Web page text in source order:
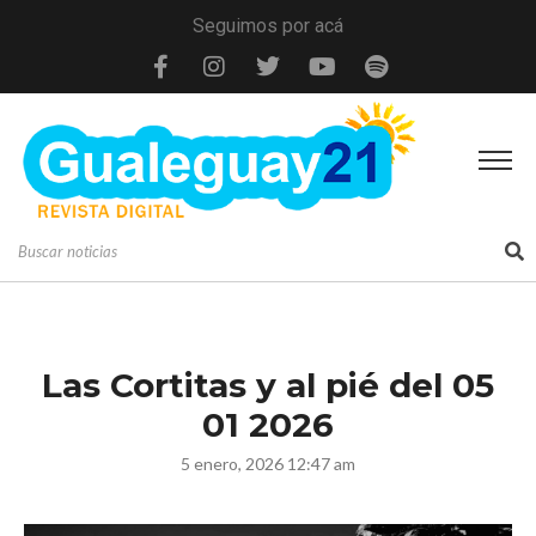
Seguimos por acá
Las Cortitas y al pié del 05
01 2026
5 enero, 2026 12:47 am